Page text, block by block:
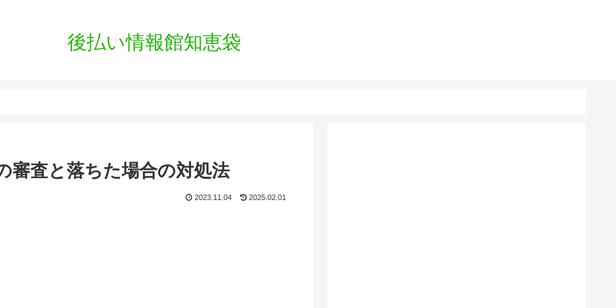
後払い情報館知恵袋
審査と落ちた場合の対処法
2023.11.04 2025.02.01